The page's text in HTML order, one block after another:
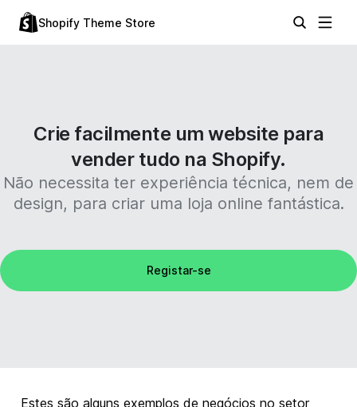
Shopify Theme Store
Crie facilmente um website para
vender tudo na Shopify.
Não necessita ter experiência técnica, nem de
design, para criar uma loja online fantástica.
Registar-se
Estes são alguns exemplos de negócios no setor